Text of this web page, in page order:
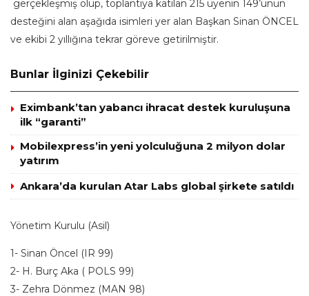
gerçekleşmiş olup, toplantıya katılan 215 üyenin 149’unun
desteğini alan aşağıda isimleri yer alan Başkan Sinan ÖNCEL
ve ekibi 2 yıllığına tekrar göreve getirilmiştir.
Bunlar İlginizi Çekebilir
Eximbank’tan yabancı ihracat destek kuruluşuna
ilk “garanti”
Mobilexpress’in yeni yolculuğuna 2 milyon dolar
yatırım
Ankara’da kurulan Atar Labs global şirkete satıldı
Yönetim Kurulu (Asil)
1- Sinan Öncel (IR 99)
2- H. Burç Aka ( POLS 99)
3- Zehra Dönmez (MAN 98)